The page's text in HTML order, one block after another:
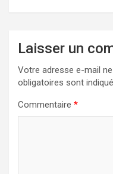
Laisser un
Votre adresse e-mail
obligatoires sont
Commentaire *